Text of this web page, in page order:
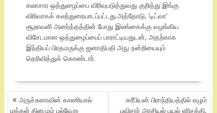
கலாசார ஒத்துழைப்பை விரிவுபடுத்துவது குறித்து இங்கு
விரிவாகக் கலந்துரையாடப்பட்டது.அத்தோடு, ‘டிட்வா’
சூறாவளி அனர்த்தத்தின் போது இலங்கைக்கு வழங்கிய
விசேடமான ஒத்துழைப்பைப் பாராட்டியதுடன், அதற்காக
இந்தியப் பிரதமருக்கு ஜனாதிபதி அநு நன்றியையும்
தெரிவித்துக் கொண்டார்.
POST
NAVIGATION
அருச்சுனாவின் காணியால்
மக்கள் தினமும் பல்வேறு
கரீபியன் பிராந்தியத்தில் எழும்
புவிசார் அரசியல் புயல் எரிசக்தி,